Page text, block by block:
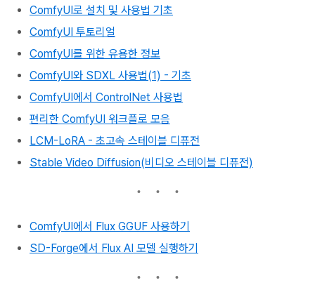
ComfyUI로 설치 및 사용법 기초
ComfyUI 투토리얼
ComfyUI를 위한 유용한 정보
ComfyUI와 SDXL 사용법(1) - 기초
ComfyUI에서 ControlNet 사용법
편리한 ComfyUI 워크플로 모음
LCM-LoRA - 초고속 스테이블 디퓨전
Stable Video Diffusion(비디오 스테이블 디퓨전)
ComfyUI에서 Flux GGUF 사용하기
SD-Forge에서 Flux AI 모델 실행하기